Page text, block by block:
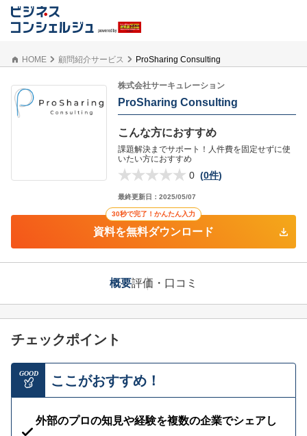
HOME 顧問紹介サービス ProSharing Consulting
株式会社サーキュレーション
ProSharing Consulting
こんな方におすすめ
課題解決までサポート！人件費を固定せずに使
いたい方におすすめ
0 (0件)
最終更新日： 2025/05/07
30秒で完了！かんたん入力
資料を無料ダウンロード
概要評価・口コミ
チェックポイント
GOOD ここがおすすめ！
外部のプロの知見や経験を複数の企業でシェアし